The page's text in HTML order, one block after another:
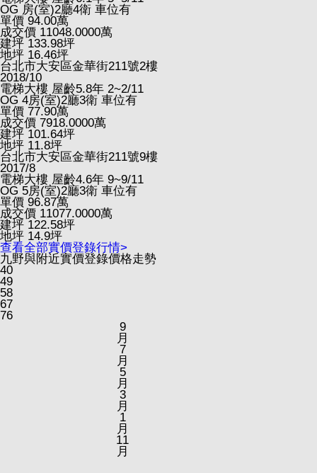
OG 房(室)2廳4衛 車位有
單價 94.00萬
成交價 11048.0000萬
建坪 133.98坪
地坪 16.46坪
台北市大安區金華街211號2樓
2018/10
電梯大樓 屋齡5.8年 2~2/11
OG 4房(室)2廳3衛 車位有
單價 77.90萬
成交價 7918.0000萬
建坪 101.64坪
地坪 11.8坪
台北市大安區金華街211號9樓
2017/8
電梯大樓 屋齡4.6年 9~9/11
OG 5房(室)2廳3衛 車位有
單價 96.87萬
成交價 11077.0000萬
建坪 122.58坪
地坪 14.9坪
查看全部實價登錄行情>
九野與附近實價登錄價格走勢
40
49
58
67
76
9
月
7
月
5
月
3
月
1
月
11
月